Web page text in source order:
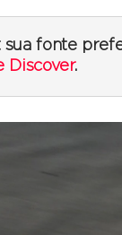
sua fonte
Discover.